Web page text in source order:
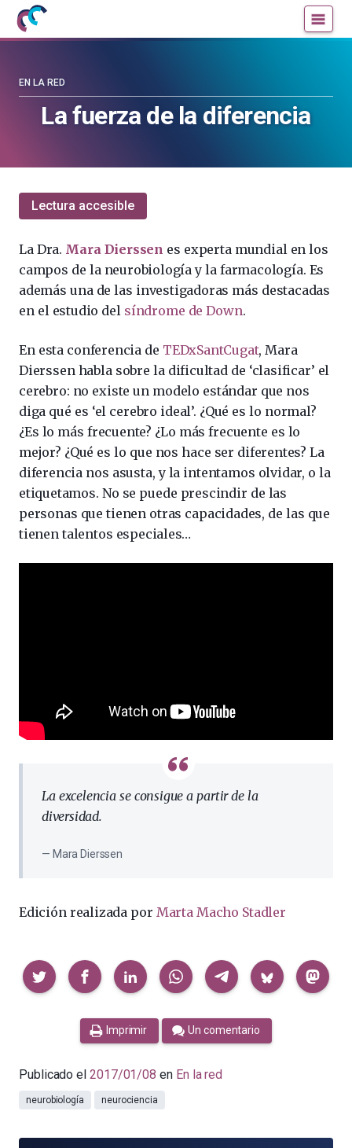
Mujeres
con
UPV/EHU
blog
UPV/EHU
La fuerza de la diferencia
EN LA RED
Lectura accesible
La Dra. Mara Dierssen es experta mundial en los
campos de la neurobiología y la farmacología. Es
además una de las investigadoras más destacadas
en el estudio del síndrome de Down.
En esta conferencia de TEDxSantCugat, Mara
Dierssen habla sobre la dificultad de ‘clasificar’ el
cerebro: no existe un modelo estándar que nos
diga qué es ‘el cerebro ideal’. ¿Qué es lo normal?
¿Es lo más frecuente? ¿Lo más frecuente es lo
mejor? ¿Qué es lo que nos hace ser diferentes? La
diferencia nos asusta, y la intentamos olvidar, o la
etiquetamos. No se puede prescindir de las
personas que tienen otras capacidades, de las que
tienen talentos especiales…
La excelencia se consigue a partir de la
diversidad.
Mara Dierssen
Edición realizada por Marta Macho Stadler
Compartir
Imprimir Un comentario
Publicado el 2017/01/08 en En la red
neurobiología neurociencia